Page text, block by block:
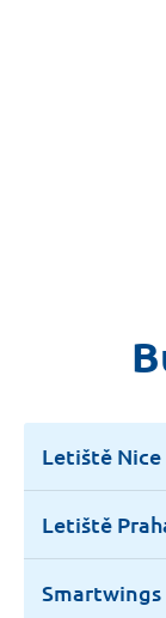
Letiště Nice
Letiště
Smartwings